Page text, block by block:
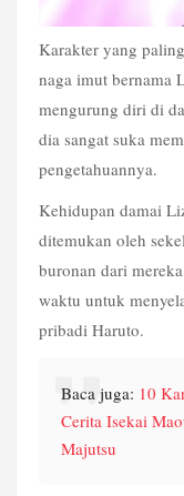
Karakter yang
naga imut bernama
mengurung diri di
dia sangat suka
pengetahuannya.
Kehidupan damai
ditemukan oleh
buronan dari
waktu untuk
pribadi Haruto.
Baca juga: 10
Cerita Isekai
Majutsu